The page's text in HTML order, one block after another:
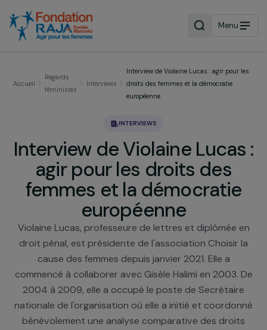
Menu
Regards
Interviews
Interview de Violaine Lucas : agir
droits des femmes et la démocratie
Interview de Violaine
agir pour les droits des
femmes et la
européenne
Violaine Lucas, professeure de lettres et diplômée
droit pénal, est présidente de l'association Choisir
cause des femmes depuis janvier 2021. Elle a
commencé à collaborer avec Gisèle Halimi en 2003.
2004 à 2009, elle a occupé le poste de